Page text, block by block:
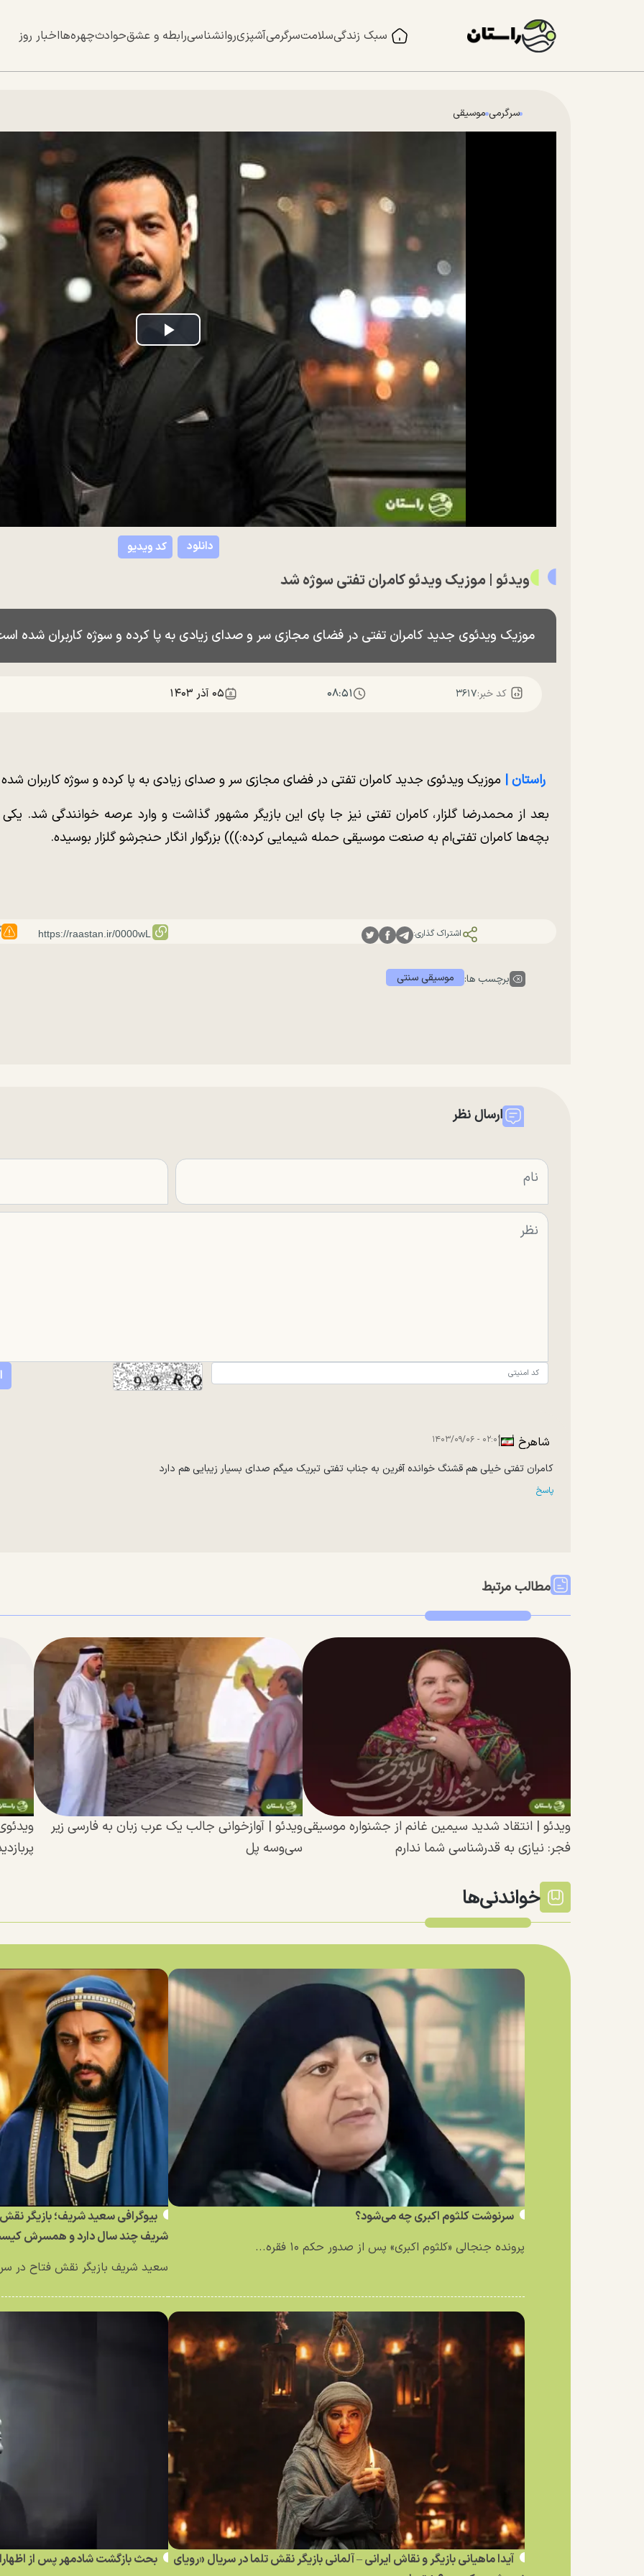
سبک زندگیسلامتسرگرمیآشپزیروانشناسیرابطه و عشقحوادثچهره‌هااخبار روز
سرگرمی موسیقی
Play
Video
کد ویدیو دانلود
ویدئو | موزیک ویدئو کامران تفتی سوژه شد
موزیک ویدئوی جدید کامران تفتی در فضای مجازی سر و صدای زیادی به پا کرده و سوژه کاربران شده
کد خبر:۳۶۱۷ ۰۸:۵۱ ۰۵ آذر ۱۴۰۳
راستان | موزیک ویدئوی جدید کامران تفتی در فضای مجازی سر و صدای زیادی به پا کرده و سوژه کاربران
بعد از محمدرضا گلزار، کامران تفتی نیز جا پای این بازیگر مشهور گذاشت و وارد عرصه خوانندگی شد.
بچه‌ها کامران تفتی‌ام به صنعت موسیقی حمله شیمایی کرده:))) بزرگوار انگار حنجرشو گلزار بوسیده.
اشتراک گذاری:
برچسب ها: موسیقی سنتی
ارسال نظر
شاهرخ |
|۰۲:۰۱ - ۱۴۰۳/۰۹/۰۶
کامران تفتی خیلی هم قشنگ خوانده آفرین به جناب تفتی تبریک میگم صدای بسیار زیبایی هم دارد
پاسخ
مطالب مرتبط
ویدئو |‌ انتقاد شدید سیمین غانم از جشنواره موسیقی
فجر: نیازی به قدرشناسی شما ندارم
ویدئو |‌ آوازخوانی جالب یک عرب زبان به فارسی زیر
سی‌و‌سه پل
خواندنی‌ها
سرنوشت کلثوم اکبری چه می‌شود؟
پرونده جنجالی «کلثوم اکبری» پس از صدور حکم ۱۰ فقره...
بیوگرافی سعید شریف؛ بازیگر
شریف چند سال دارد و همسرش
سعید شریف بازیگر نقش فتاح در
آیدا ماهیانی بازیگر و نقاش ایرانی – آلمانی بازیگر نقش تلما در سریال «رویای
بحث بازگشت شادمهر پس از